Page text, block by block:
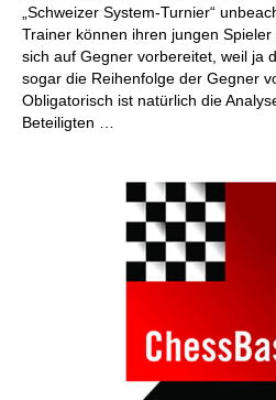
„Schweizer System-Turnier“
Trainer können ihren jungen
sich auf Gegner vorbereitet, weil ja
sogar die Reihenfolge der Gegner
Obligatorisch ist natürlich die
Beteiligten …